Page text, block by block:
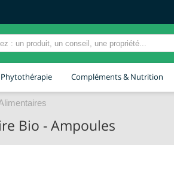
Phytothérapie Compléments & Nutrition
Bio - Ampoules